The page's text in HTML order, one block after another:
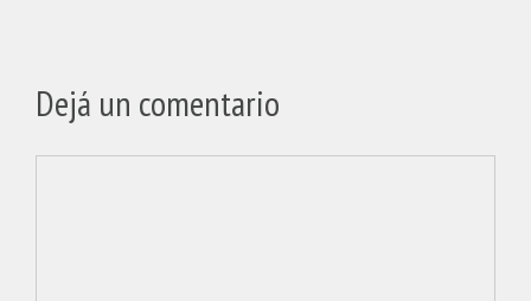
Dejá un comentario